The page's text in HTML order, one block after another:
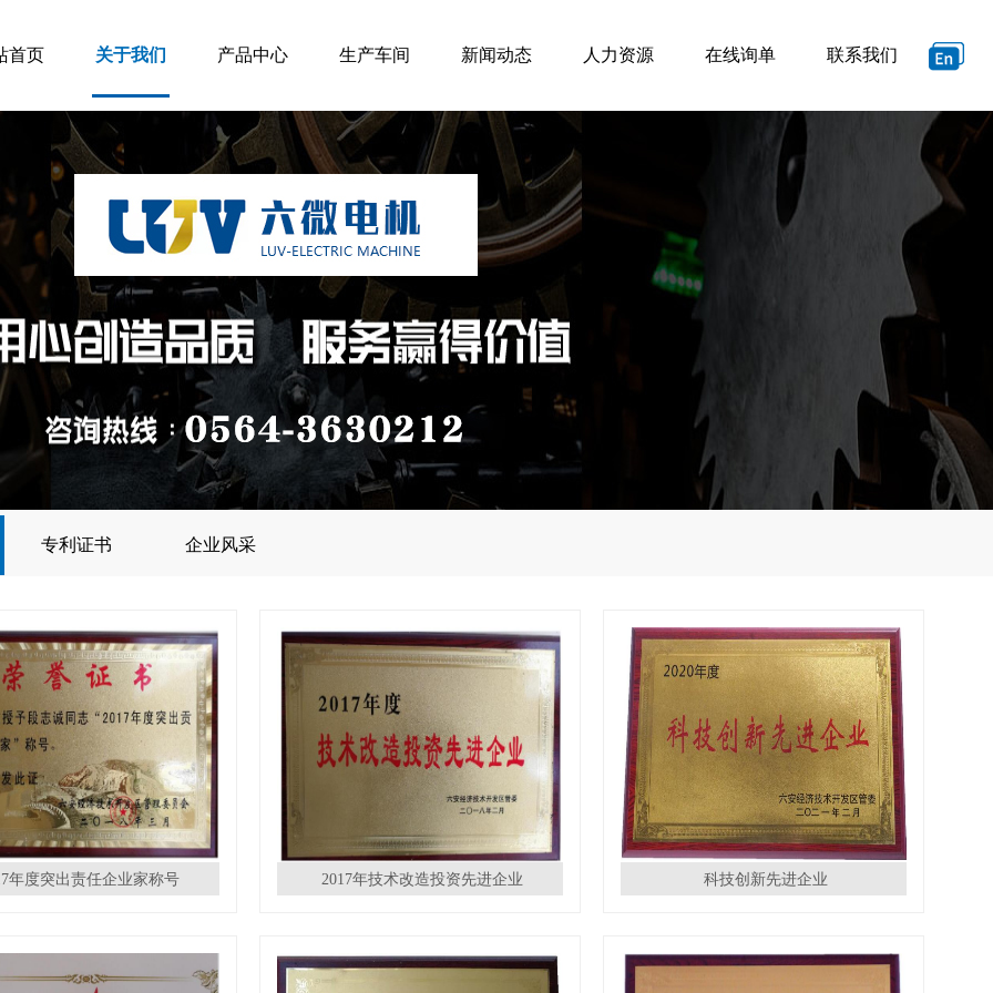
首页 关于我们 产品中心 生产车间 新闻动态 人力资源 在线询单 联系我们
专利证书 企业风采
年度突出责任企业家称号 2017年技术改造投资先进企业 科技创新先进企业